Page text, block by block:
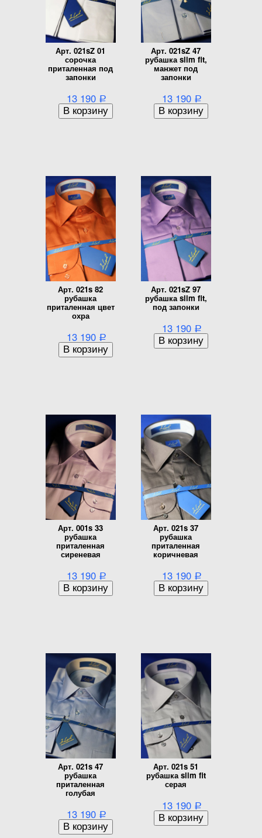
Арт. 021sZ 01
сорочка
приталенная под
запонки
13 190 Р
Арт. 021sZ 47
рубашка slim fit,
манжет под
запонки
13 190 Р
Арт. 021s 82
рубашка
приталенная цвет
охра
13 190 Р
Арт. 021sZ 97
рубашка slim fit,
под запонки
13 190 Р
Арт. 001s 33
рубашка
приталенная
сиреневая
13 190 Р
Арт. 021s 37
рубашка
приталенная
коричневая
13 190 Р
Арт. 021s 47
рубашка
приталенная
голубая
13 190 Р
Арт. 021s 51
рубашка slim fit
серая
13 190 Р